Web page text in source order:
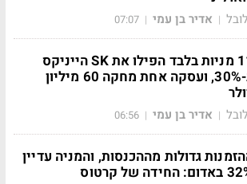
| אדיר בן עמי |
07:07
11 מניות בלבד הפילו את SK הייניקס
ב-30%, ועסקה אחת מחקה 60 מיליון
| אדיר בן עמי |
06:56
גדולות מההכנסות, והמניה עדיין
החידה של קרטוס